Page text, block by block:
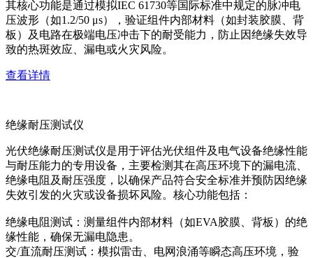
其核心功能是通过模拟IEC 61730等国际标准中规定的脉冲电
压波形（如1.2/50 μs），验证组件内部材料（如封装胶膜、背
板）及电路在极端电压冲击下的耐受能力，防止因绝缘失效导
致的热斑效应、漏电或火灾风险。
查看详情
绝缘耐压测试仪
光伏绝缘耐压测试仪是用于评估光伏组件及电气设备绝缘性能
与耐压能力的专用设备，主要检测其在高压环境下的漏电流、
绝缘电阻及耐压强度，以确保产品符合安全标准并预防因绝缘
失效引发的火灾或设备损坏风险。核心功能包括：
绝缘电阻测试：测量组件内部材料（如EVA胶膜、背板）的绝
缘性能，确保无漏电隐患。
交/直流耐压测试：模拟雷击、电网浪涌等瞬态高压环境，验